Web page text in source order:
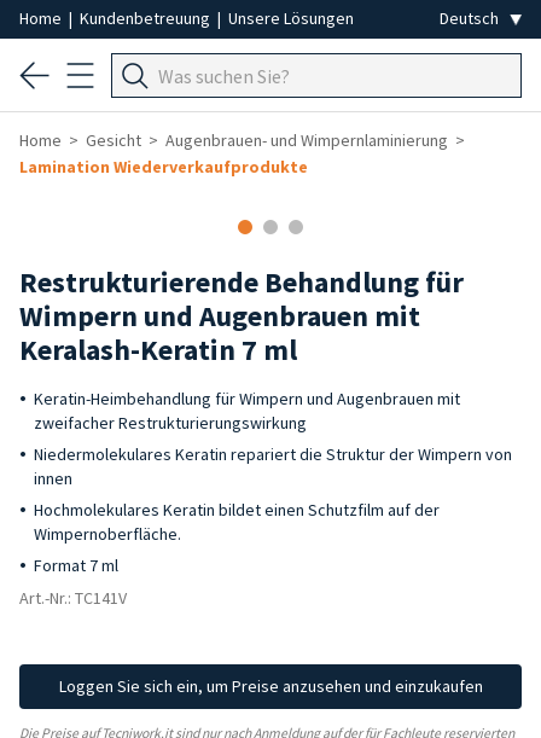
Home | Kundenbetreuung | Unsere Lösungen
Home Gesicht
Augenbrauen- und Wimpernlaminierung
Lamination Wiederverkaufprodukte
Restrukturierende Behandlung für
Wimpern und Augenbrauen mit
Keralash-Keratin 7 ml
Keratin-Heimbehandlung für Wimpern und Augenbrauen mit
zweifacher Restrukturierungswirkung
Niedermolekulares Keratin repariert die Struktur der Wimpern von
innen
Hochmolekulares Keratin bildet einen Schutzfilm auf der
Wimpernoberfläche.
Format 7 ml
Art.-Nr.: TC141V
Loggen Sie sich ein, um Preise anzusehen und einzukaufen
Die Preise auf Tecniwork.it sind nur nach Anmeldung auf der für Fachleute reservierten